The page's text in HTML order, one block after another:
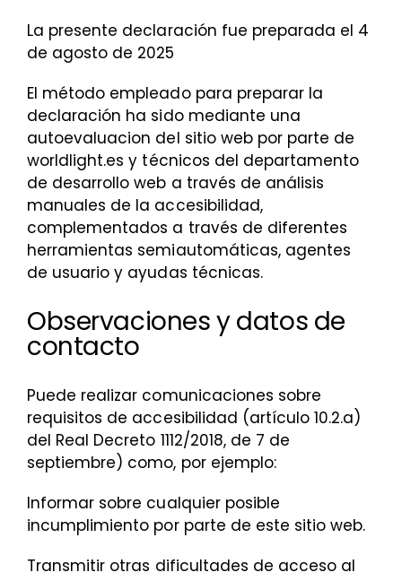
La presente declaración fue preparada el 4
de agosto de 2025
El método empleado para preparar la
declaración ha sido mediante una
autoevaluacion del sitio web por parte de
worldlight.es y técnicos del departamento
de desarrollo web a través de análisis
manuales de la accesibilidad,
complementados a través de diferentes
herramientas semiautomáticas, agentes
de usuario y ayudas técnicas.
Observaciones y datos de
contacto
Puede realizar comunicaciones sobre
requisitos de accesibilidad (artículo 10.2.a)
del Real Decreto 1112/2018, de 7 de
septiembre) como, por ejemplo:
Informar sobre cualquier posible
incumplimiento por parte de este sitio web.
Transmitir otras dificultades de acceso al